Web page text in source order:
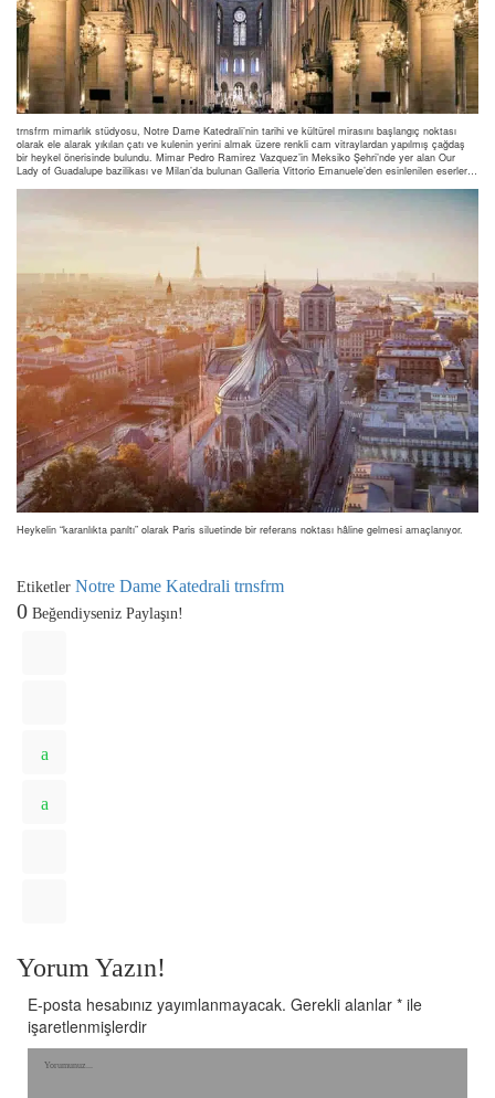
trnsfrm mimarlık stüdyosu, Notre Dame Katedrali’nin tarihi ve kültürel mirasını başlangıç noktası
olarak ele alarak yıkılan çatı ve kulenin yerini almak üzere renkli cam vitraylardan yapılmış çağdaş
bir heykel önerisinde bulundu. Mimar Pedro Ramirez Vazquez’in Meksiko Şehri’nde yer alan Our
Lady of Guadalupe bazilikası ve Milan’da bulunan Galleria Vittorio Emanuele’den esinlenilen eserler…
Heykelin “karanlıkta parıltı” olarak Paris siluetinde bir referans noktası hâline gelmesi amaçlanıyor.
Etiketler Notre Dame Katedrali trnsfrm
0 Beğendiyseniz Paylaşın!
Yorum Yazın!
E-posta hesabınız yayımlanmayacak. Gerekli alanlar * ile
işaretlenmişlerdir